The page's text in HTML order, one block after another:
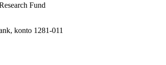
Fund
konto 1281-011